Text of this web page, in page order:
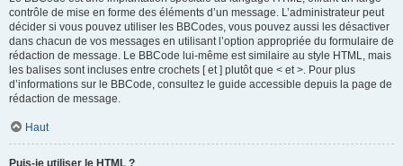
contrôle de mise en forme des éléments d’un message. L’administrateur peut
décider si vous pouvez utiliser les BBCodes, vous pouvez aussi les désactiver
dans chacun de vos messages en utilisant l’option appropriée du formulaire de
rédaction de message. Le BBCode lui-même est similaire au style HTML, mais
les balises sont incluses entre crochets [ et ] plutôt que < et >. Pour plus
d’informations sur le BBCode, consultez le guide accessible depuis la page de
rédaction de message.
Haut
Puis-je utiliser le HTML ?